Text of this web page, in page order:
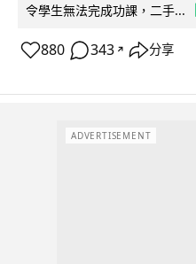
令學生無法完成功課，二手...
880 343 ↗ 分享
ADVERTISEMENT